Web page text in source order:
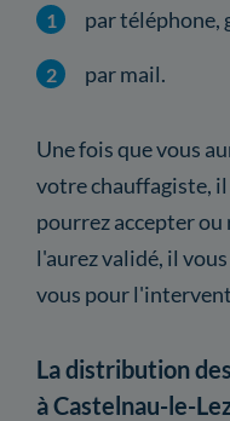
par téléphone,
par mail.
Une fois que vous
votre chauffagiste,
pourrez accepter ou
l'aurez validé, il
vous pour
La distribution
à Castelnau-le-